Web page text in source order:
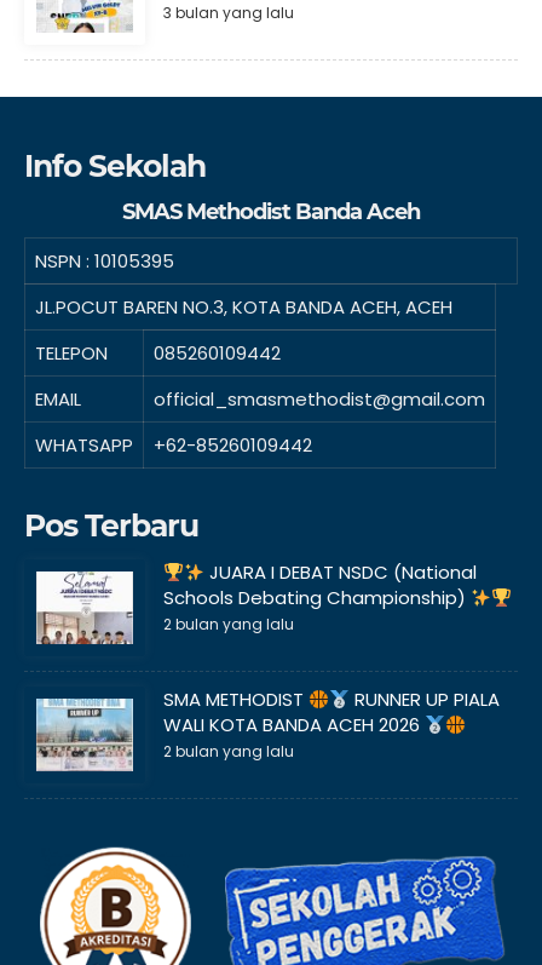
3 bulan yang lalu
Info Sekolah
SMAS Methodist Banda Aceh
NSPN : 10105395
JL.POCUT BAREN NO.3, KOTA BANDA ACEH, ACEH
TELEPON
085260109442
EMAIL
official_smasmethodist@gmail.com
WHATSAPP
+62-85260109442
Pos Terbaru
JUARA I DEBAT NSDC (National
Schools Debating Championship)
2 bulan yang lalu
SMA METHODIST
RUNNER UP PIALA
WALI KOTA BANDA ACEH 2026
2 bulan yang lalu